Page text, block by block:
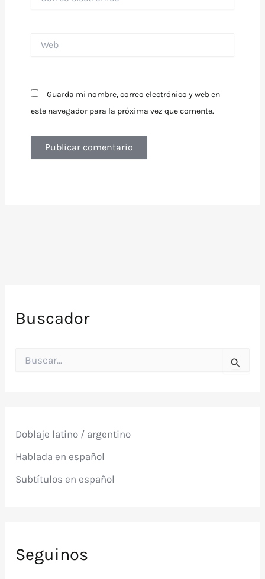
electrónico*
Guarda mi nombre, correo electrónico y web en
este navegador para la próxima vez que comente.
Buscador
o
:
Doblaje latino / argentino
Hablada en español
Subtítulos en español
Seguinos